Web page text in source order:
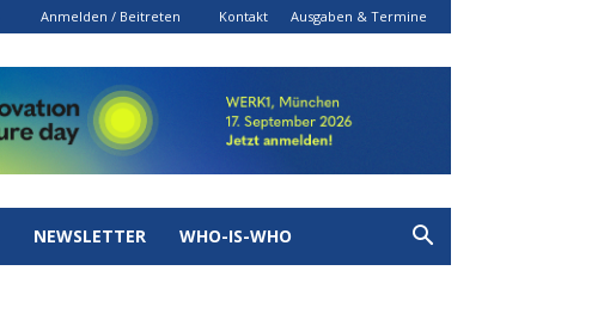
Anmelden / Beitreten Kontakt Ausgaben & Termine
NEWSLETTER WHO-IS-WHO